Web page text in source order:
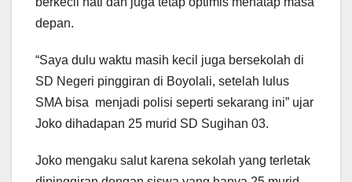
depan.
“Saya dulu waktu masih kecil juga bersekolah di
SD Negeri pinggiran di Boyolali, setelah lulus
SMA bisa menjadi polisi seperti sekarang ini” ujar
Joko dihadapan 25 murid SD Sugihan 03.
Joko mengaku salut karena sekolah yang terletak